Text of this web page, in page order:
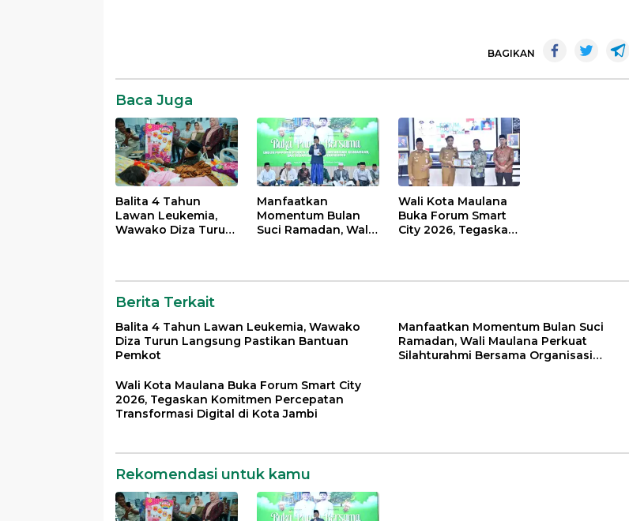
BAGIKAN
Baca Juga
Balita 4 Tahun
Lawan Leukemia,
Wawako Diza Turun
Manfaatkan
Momentum Bulan
Suci Ramadan, Wali
Masyarakat
Wali Kota Maulana
Buka Forum Smart
City 2026, Tegaskan
di Kota Jambi
Berita Terkait
Balita 4 Tahun Lawan Leukemia, Wawako
Diza Turun Langsung Pastikan Bantuan
Pemkot
Manfaatkan Momentum Bulan Suci
Ramadan, Wali Maulana Perkuat
Silahturahmi Bersama Organisasi
Wali Kota Maulana Buka Forum Smart City
2026, Tegaskan Komitmen Percepatan
Transformasi Digital di Kota Jambi
Rekomendasi untuk kamu